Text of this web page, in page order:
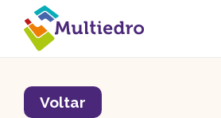
Voltar